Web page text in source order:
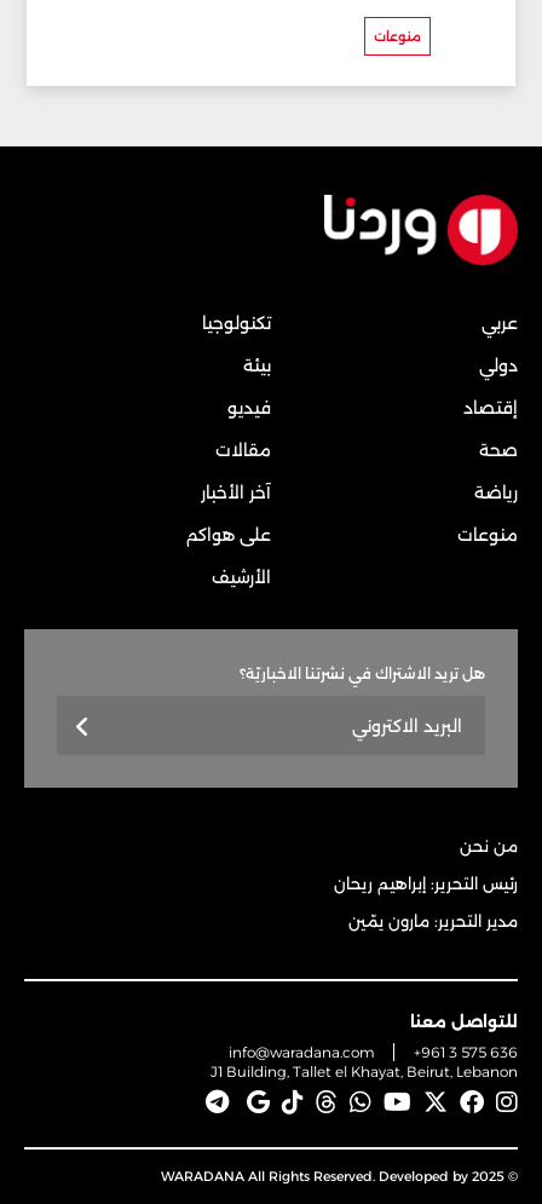
منوعات
عربي
دولي
إقتصاد
صحة
رياضة
منوعات
تكنولوجيا
بيئة
فيديو
مقالات
آخر الأخبار
على هواكم
الأرشيف
هل تريد الاشتراك في نشرتنا الاخباريّة؟
من نحن
رئيس التحرير: إبراهيم ريحان
مدير التحرير: مارون يمّين
للتواصل معنا
info@waradana.com
+961 3 575 636
J1 Building, Tallet el Khayat, Beirut, Lebanon
© 2025 WARADANA All Rights Reserved. Developed by